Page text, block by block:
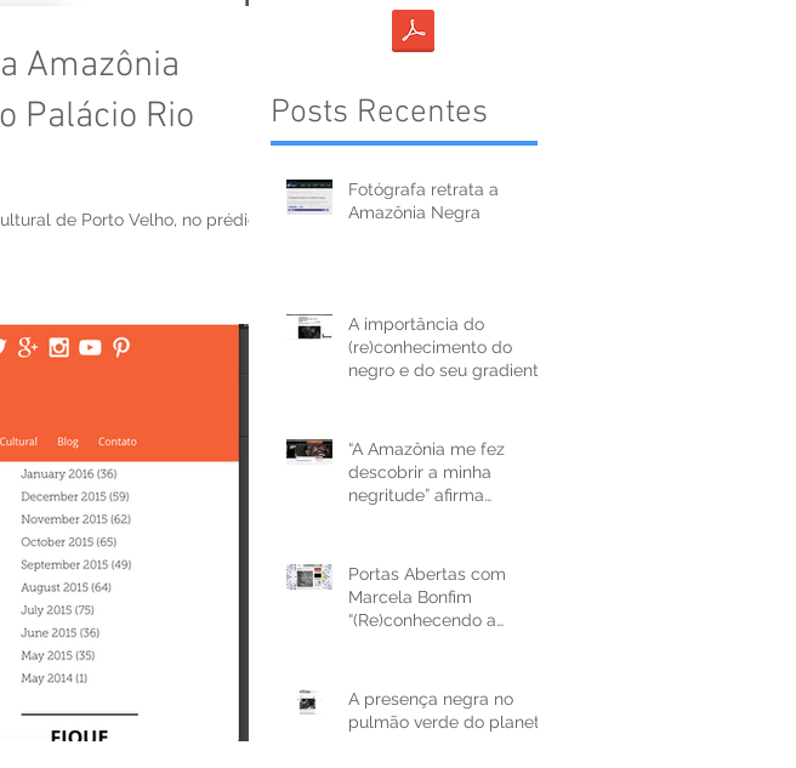
Amazônia
Palácio Rio
de Porto Velho, no prédio
Posts Recentes
Fotógrafa retrata a
Amazônia Negra
A importância do
(re)conhecimento do
negro e do seu gradiente
“A Amazônia me fez
descobrir a minha
negritude” afirma
Portas Abertas com
Marcela Bonfim
“(Re)conhecendo a
A presença negra no
pulmão verde do planeta